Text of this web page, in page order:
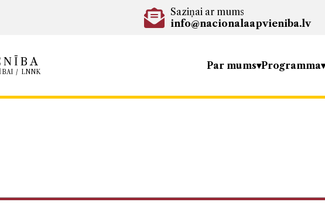
Saziņai ar mums
info@nacionalaapvieniba.lv
/ LNNK
Par mums Programma